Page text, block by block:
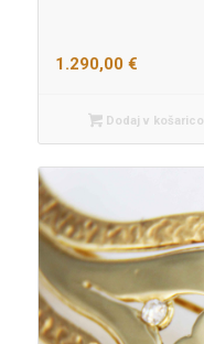
1.290,00 €
Dodaj v košarico